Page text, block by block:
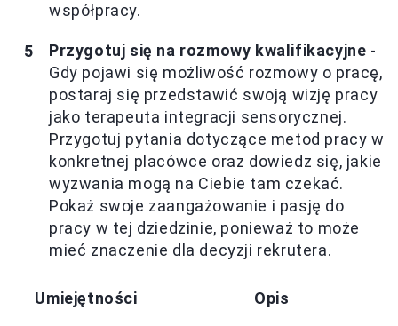
współpracy.
Przygotuj się na rozmowy kwalifikacyjne -
Gdy pojawi się możliwość rozmowy o pracę,
postaraj się przedstawić swoją wizję pracy
jako terapeuta integracji sensorycznej.
Przygotuj pytania dotyczące metod pracy w
konkretnej placówce oraz dowiedz się, jakie
wyzwania mogą na Ciebie tam czekać.
Pokaż swoje zaangażowanie i pasję do
pracy w tej dziedzinie, ponieważ to może
mieć znaczenie dla decyzji rekrutera.
Umiejętności Opis